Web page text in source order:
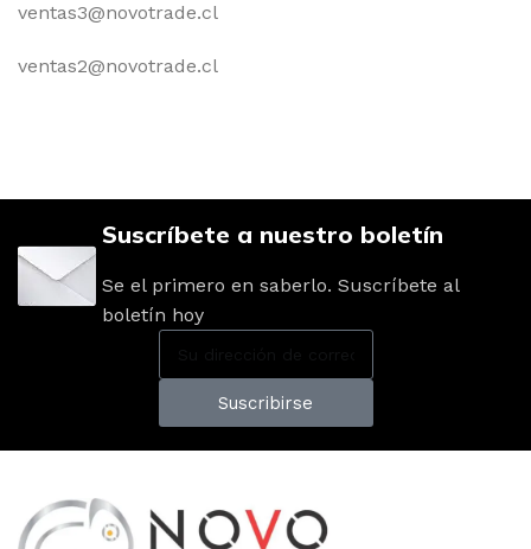
ventas3@novotrade.cl
ventas2@novotrade.cl
Suscríbete a nuestro boletín
Se el primero en saberlo. Suscríbete al
boletín hoy
Suscribirse